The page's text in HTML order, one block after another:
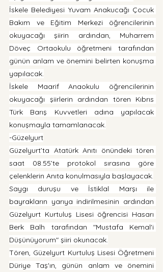
İskele Belediyesi Yuvam Anakucağı Çocuk
Bakım ve Eğitim Merkezi öğrencilerinin
okuyacağı şiirin ardından, Muharrem
Döveç Ortaokulu öğretmeni tarafından
günün anlam ve önemini belirten konuşma
yapılacak.
İskele Maarif Anaokulu öğrencilerinin
okuyacağı şiirlerin ardından tören Kıbrıs
Türk Barış Kuvvetleri adına yapılacak
konuşmayla tamamlanacak.
-Güzelyurt
Güzelyurt’ta Atatürk Anıtı önündeki tören
saat 08.55’te protokol sırasına göre
çelenklerin Anıta konulmasıyla başlayacak.
Saygı duruşu ve İstiklal Marşı ile
bayrakların yarıya indirilmesinin ardından
Güzelyurt Kurtuluş Lisesi öğrencisi Hasarı
Berk Balh tarafından "Mustafa Kemal'i
Düşünüyorum" şiiri okunacak.
Tören, Güzelyurt Kurtuluş Lisesi Öğretmeni
Düriye Taş'ın, günün anlam ve önemini